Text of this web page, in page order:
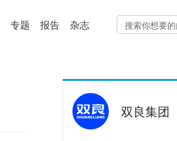
专题 报告 杂志
双良集团